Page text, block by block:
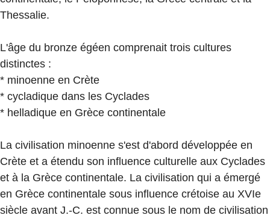
Thessalie.
L'âge du bronze égéen comprenait trois cultures
distinctes :
* minoenne en Crète
* cycladique dans les Cyclades
* helladique en Grèce continentale
La civilisation minoenne s'est d'abord développée en
Crète et a étendu son influence culturelle aux Cyclades
et à la Grèce continentale. La civilisation qui a émergé
en Grèce continentale sous influence crétoise au XVIe
siècle avant J.-C. est connue sous le nom de civilisation